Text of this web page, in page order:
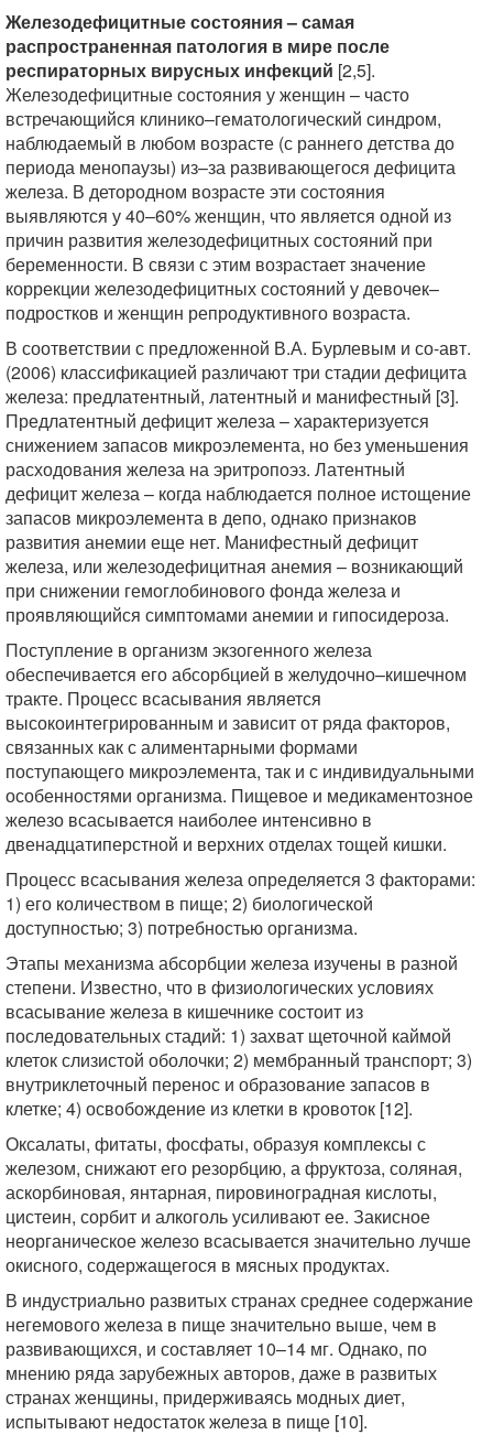
Железодефицитные состояния – самая
распространенная патология в мире после
респираторных вирусных инфекций [2,5].
Железодефицитные состояния у женщин – часто
встречающийся клинико–гематологический синдром,
наблюдаемый в любом возрасте (с раннего детства до
периода менопаузы) из–за развивающегося дефицита
железа. В детородном возрасте эти состояния
выявляются у 40–60% женщин, что является одной из
причин развития железодефицитных состояний при
беременности. В связи с этим возрастает значение
коррекции железодефицитных состояний у девочек–
подростков и женщин репродуктивного возраста.
В соответствии с предложенной В.А. Бурлевым и со-авт.
(2006) классификацией различают три стадии дефицита
железа: предлатентный, латентный и манифестный [3].
Предлатентный дефицит железа – характеризуется
снижением запасов микроэлемента, но без уменьшения
расходования железа на эритропоэз. Латентный
дефицит железа – когда наблюдается полное истощение
запасов микроэлемента в депо, однако признаков
развития анемии еще нет. Манифестный дефицит
железа, или железодефицитная анемия – возникающий
при снижении гемоглобинового фонда железа и
проявляющийся симптомами анемии и гипосидероза.
Поступление в организм экзогенного железа
обеспечивается его абсорбцией в желудочно–кишечном
тракте. Процесс всасывания является
высокоинтегрированным и зависит от ряда факторов,
связанных как с алиментарными формами
поступающего микроэлемента, так и с индивидуальными
особенностями организма. Пищевое и медикаментозное
железо всасывается наиболее интенсивно в
двенадцатиперстной и верхних отделах тощей кишки.
Процесс всасывания железа определяется 3 факторами:
1) его количеством в пище; 2) биологической
доступностью; 3) потребностью организма.
Этапы механизма абсорбции железа изучены в разной
степени. Известно, что в физиологических условиях
всасывание железа в кишечнике состоит из
последовательных стадий: 1) захват щеточной каймой
клеток слизистой оболочки; 2) мембранный транспорт; 3)
внутриклеточный перенос и образование запасов в
клетке; 4) освобождение из клетки в кровоток [12].
Оксалаты, фитаты, фосфаты, образуя комплексы с
железом, снижают его резорбцию, а фруктоза, соляная,
аскорбиновая, янтарная, пировиноградная кислоты,
цистеин, сорбит и алкоголь усиливают ее. Закисное
неорганическое железо всасывается значительно лучше
окисного, содержащегося в мясных продуктах.
В индустриально развитых странах среднее содержание
негемового железа в пище значительно выше, чем в
развивающихся, и составляет 10–14 мг. Однако, по
мнению ряда зарубежных авторов, даже в развитых
странах женщины, придерживаясь модных диет,
испытывают недостаток железа в пище [10].